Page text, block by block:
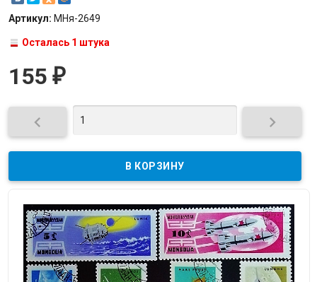
Артикул: МНя-2649
Осталась 1 штука
155 ₽
 